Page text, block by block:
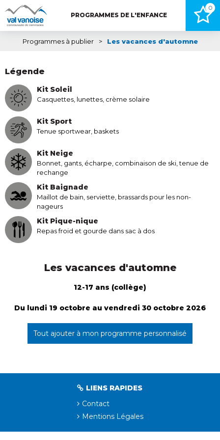
PROGRAMMES DE L'ENFANCE
0
Programmes à publier > Les vacances d'automne
Légende
Casquettes, lunettes, crème solaire
Kit Soleil
Tenue sportwear, baskets
Kit Sport
Bonnet, gants, écharpe, combinaison de ski, tenue de
rechange
Kit Neige
Maillot de bain, serviette, brassards pour les non-
nageurs
Kit Baignade
Repas froid et gourde dans sac à dos
Kit Pique-nique
Les vacances d'automne
12-17 ans (collège)
Du lundi 19 octobre au vendredi 30 octobre 2026
Tout ajouter à mon programme personnalisé
LIENS RAPIDES
Contact
Mentions Légales